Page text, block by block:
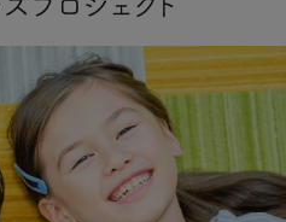
年7月入学生向け、 アフタース
ール説明会…
月】ミライクRUN体験開
！走ることが苦手なお